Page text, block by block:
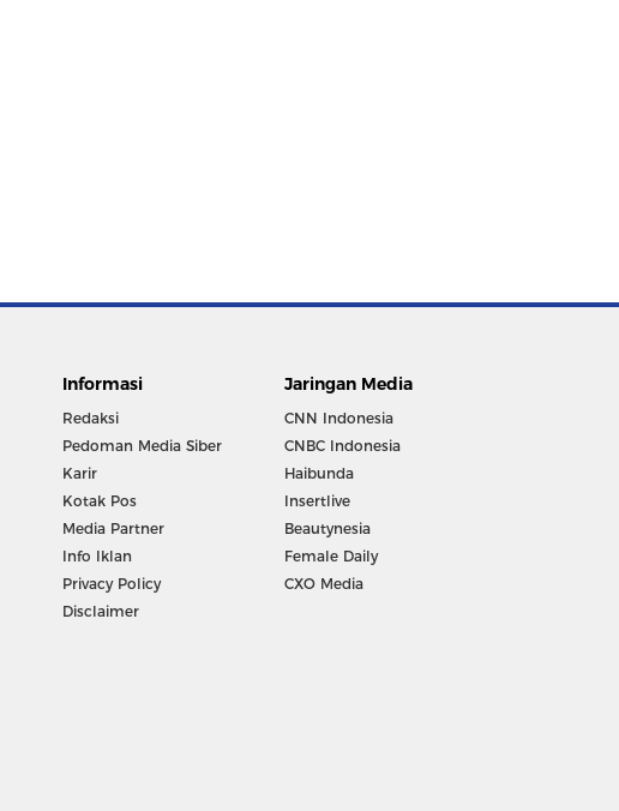
Informasi
Redaksi
Pedoman Media Siber
Karir
Kotak Pos
Media Partner
Info Iklan
Privacy Policy
Disclaimer
Jaringan Media
CNN Indonesia
CNBC Indonesia
Haibunda
Insertlive
Beautynesia
Female Daily
CXO Media